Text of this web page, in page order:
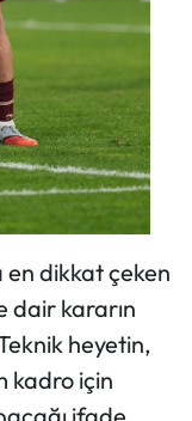
en dikkat çeken
dair kararın
heyetin,
kadro için